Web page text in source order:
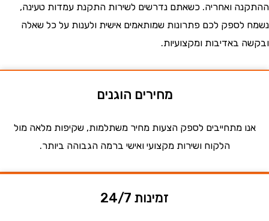
ואחריה. כשאתם נדרשים לשירות התקנת עמדות טעינה,
לספק לכם פתרונות שמותאמים אישית ולענות על כל שאלה
באדיבות ומקצועיות.
מחירים הוגנים
אנו מתחייבים לספק הצעות מחיר משתלמות, שקיפות מלאה מול
הלקוח ושירות מקצועי ואישי ברמה הגבוהה ביותר.
זמינות 24/7